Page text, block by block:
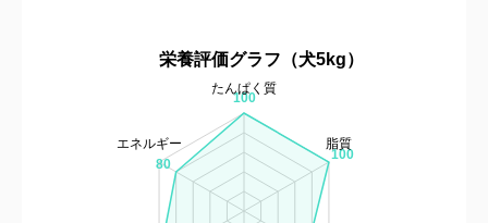
栄養評価グラフ（犬5kg）
80
100
100
エネルギー
たんぱく質
脂質